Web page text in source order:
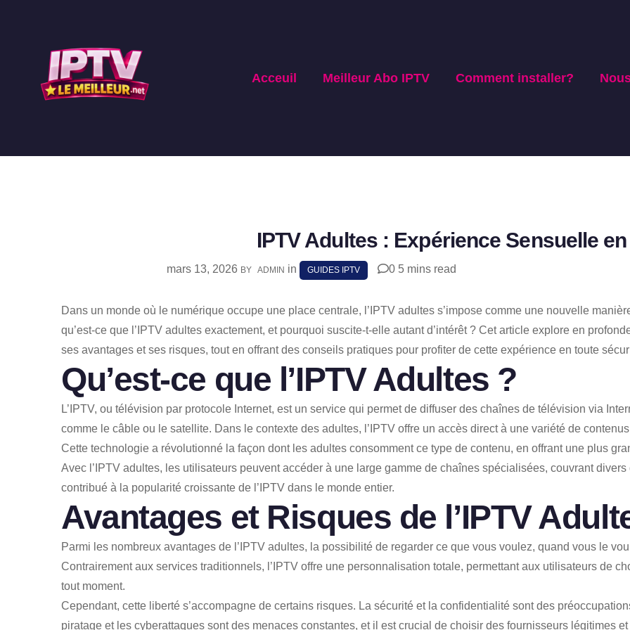
Acceuil Meilleur Abo IPTV Comment installer?
IPTV Adultes : Expérience Sensuelle
mars 13, 2026 BY ADMIN in GUIDES IPTV 0 5 mins read
Dans un monde où le numérique occupe une place centrale, l’IPTV adultes s’impose comme une nouvelle
qu’est-ce que l’IPTV adultes exactement, et pourquoi suscite-t-elle autant d’intérêt ? Cet article explore en
ses avantages et ses risques, tout en offrant des conseils pratiques pour profiter de cette expérience en toute
Qu’est-ce que l’IPTV Adultes ?
L’IPTV, ou télévision par protocole Internet, est un service qui permet de diffuser des chaînes de télévision via
comme le câble ou le satellite. Dans le contexte des adultes, l’IPTV offre un accès direct à une variété de
Cette technologie a révolutionné la façon dont les adultes consomment ce type de contenu, en offrant une plus
Avec l’IPTV adultes, les utilisateurs peuvent accéder à une large gamme de chaînes spécialisées, couvrant
contribué à la popularité croissante de l’IPTV dans le monde entier.
Avantages et Risques de l’IPTV
Parmi les nombreux avantages de l’IPTV adultes, la possibilité de regarder ce que vous voulez, quand vous le
Contrairement aux services traditionnels, l’IPTV offre une personnalisation totale, permettant aux utilisateurs de
tout moment.
Cependant, cette liberté s’accompagne de certains risques. La sécurité et la confidentialité sont des
piratage et les cyberattaques sont des menaces constantes, et il est crucial de choisir des fournisseurs légitimes